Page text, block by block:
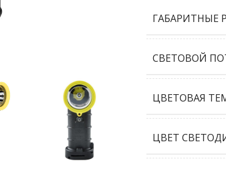
ГАБАРИТНЫЕ
СВЕТОВОЙ
ЦВЕТОВАЯ
ЦВЕТ